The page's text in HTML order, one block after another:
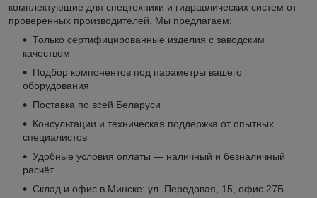
комплектующие для спецтехники и гидравлических систем от
проверенных производителей. Мы предлагаем:
Только сертифицированные изделия с заводским
качеством
Подбор компонентов под параметры вашего
оборудования
Поставка по всей Беларуси
Консультации и техническая поддержка от опытных
специалистов
Удобные условия оплаты — наличный и безналичный
расчёт
Склад и офис в Минске: ул. Передовая, 15, офис 27Б